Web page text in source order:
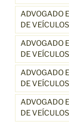
ADVOGADO
DE
ADVOGADO
DE
ADVOGADO
DE
ADVOGADO
DE